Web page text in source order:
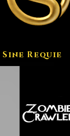
Sine Requie